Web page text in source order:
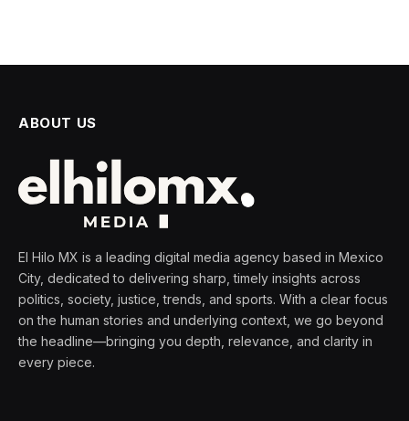
ABOUT US
El Hilo MX is a leading digital media agency based in Mexico
City, dedicated to delivering sharp, timely insights across
politics, society, justice, trends, and sports. With a clear focus
on the human stories and underlying context, we go beyond
the headline—bringing you depth, relevance, and clarity in
every piece.